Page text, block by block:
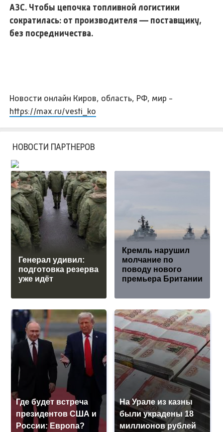
АЗС. Чтобы цепочка топливной логистики
сократилась: от производителя — поставщику,
без посредничества.
Новости онлайн Киров, область, РФ, мир -
https://max.ru/vesti_ko
НОВОСТИ ПАРТНЕРОВ
Генерал удивил:
подготовка резерва
уже идёт
Кремль нарушил
молчание по
поводу нового
премьера Британии
Где будет встреча
президентов США и
России: Европа?
На Урале из казны
были украдены 18
миллионов рублей